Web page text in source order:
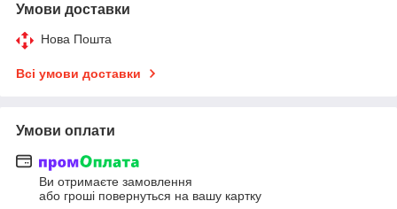
Умови доставки
Нова Пошта
Всі умови доставки
Умови оплати
Ви отримаєте замовлення
або гроші повернуться на вашу картку